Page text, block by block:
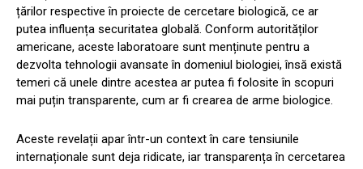
țărilor respective în proiecte de cercetare biologică, ce ar
putea influența securitatea globală. Conform autorităților
americane, aceste laboratoare sunt menținute pentru a
dezvolta tehnologii avansate în domeniul biologiei, însă există
temeri că unele dintre acestea ar putea fi folosite în scopuri
mai puțin transparente, cum ar fi crearea de arme biologice.
Aceste revelații apar într-un context în care tensiunile
internaționale sunt deja ridicate, iar transparența în cercetarea